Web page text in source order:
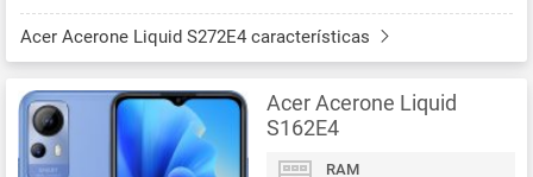
Acer Acerone Liquid S272E4 características
Acer Acerone Liquid
S162E4
RAM